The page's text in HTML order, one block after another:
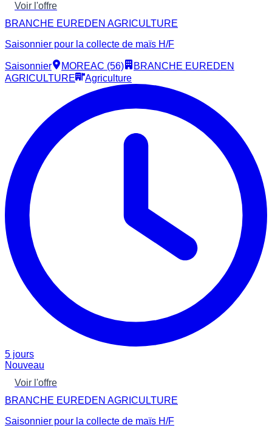
Voir l'offre
BRANCHE EUREDEN AGRICULTURE
Saisonnier pour la collecte de maïs H/F
Saisonnier MOREAC (56)
BRANCHE EUREDEN
AGRICULTURE
Agriculture
5 jours
Nouveau
Voir l'offre
BRANCHE EUREDEN AGRICULTURE
Saisonnier pour la collecte de maïs H/F